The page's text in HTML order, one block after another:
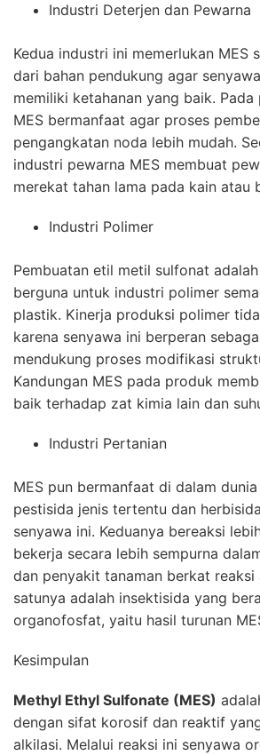
Industri Deterjen dan Pewarna
Kedua industri ini memerlukan MES
dari bahan pendukung agar
memiliki ketahanan yang baik.
MES bermanfaat agar proses
pengangkatan noda lebih mudah.
industri pewarna MES membuat
merekat tahan lama pada kain atau
Industri Polimer
Pembuatan etil metil sulfonat
berguna untuk industri polimer
plastik. Kinerja produksi polimer
karena senyawa ini berperan
mendukung proses modifikasi
Kandungan MES pada produk
baik terhadap zat kimia lain dan
Industri Pertanian
MES pun bermanfaat di dalam
pestisida jenis tertentu dan
senyawa ini. Keduanya bereaksi
bekerja secara lebih sempurna
dan penyakit tanaman berkat reaksi
satunya adalah insektisida yang
organofosfat, yaitu hasil turunan
Kesimpulan
Methyl Ethyl Sulfonate (MES)
dengan sifat korosif dan reaktif
alkilasi. Melalui reaksi ini senyawa